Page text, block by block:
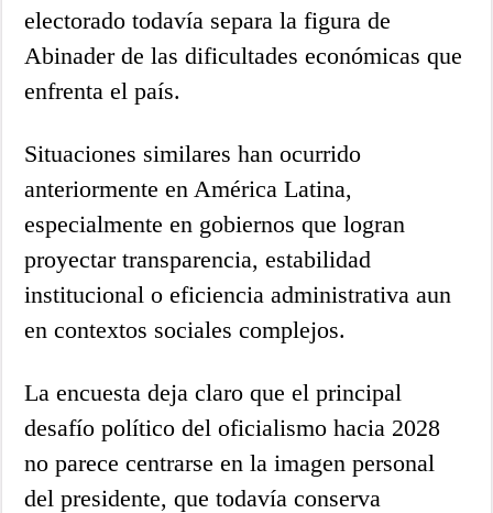
electorado todavía separa la figura de
Abinader de las dificultades económicas que
enfrenta el país.
Situaciones similares han ocurrido
anteriormente en América Latina,
especialmente en gobiernos que logran
proyectar transparencia, estabilidad
institucional o eficiencia administrativa aun
en contextos sociales complejos.
La encuesta deja claro que el principal
desafío político del oficialismo hacia 2028
no parece centrarse en la imagen personal
del presidente, que todavía conserva